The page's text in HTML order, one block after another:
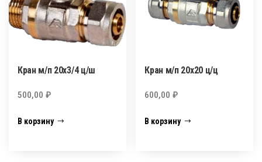
Кран м/п 20х3/4 ц/ш
500,00 ₽
В корзину
Кран м/п 20х20 ц/ц
600,00₽
В корзину